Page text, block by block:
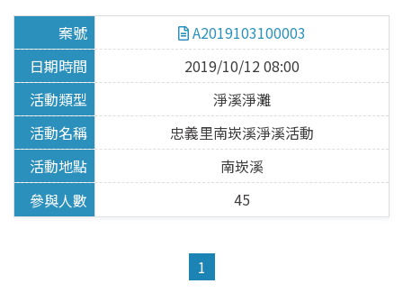
水質監測查詢
河川企業認養
常用巡守表單
水質淨化園區
A2019103100003
2019/10/12 08:00
淨溪淨灘
忠義里南崁溪淨溪活動
南崁溪
45
1